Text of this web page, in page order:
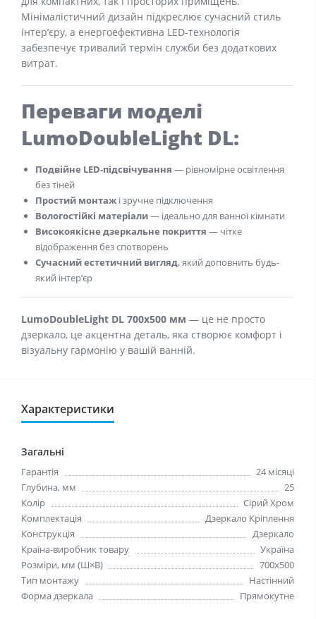
Мінімалістичний дизайн підкреслює сучасний стиль
інтер’єру, а енергоефективна LED-технологія
забезпечує тривалий термін служби без додаткових
витрат.
Переваги моделі
LumoDoubleLight DL:
Подвійне LED-підсвічування — рівномірне освітлення
без тіней
Простий монтаж і зручне підключення
Вологостійкі матеріали— ідеально для ванної кімнати
Високоякісне дзеркальне покриття — чітке
відображення без спотворень
Сучасний естетичний вигляд, який доповнить будь-
який інтер’єр
LumoDoubleLight DL 700x500 мм — це не просто
дзеркало, це акцентна деталь, яка створює комфорт і
візуальну гармонію у вашій ванній.
Характеристики
Загальні
Гарантія
24 місяці
Глубина, мм
25
Колір
Сірий Хром
Комплектація
Дзеркало Кріплення
Конструкція
Дзеркало
Країна-виробник товару
Україна
Розміри, мм (Ш×В)
700x500
Тип монтажу
Настінний
Форма дзеркала
Прямокутне